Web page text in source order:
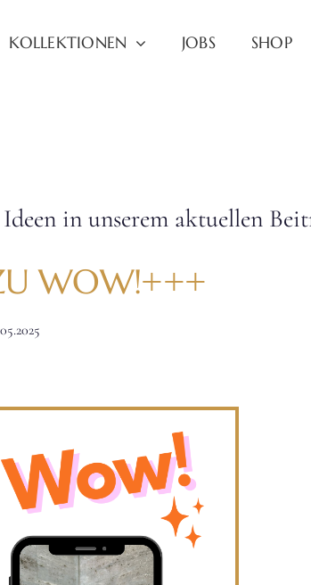
KOLLEKTIONEN JOBS SHOP
in unserem aktuellen
WOW!+++